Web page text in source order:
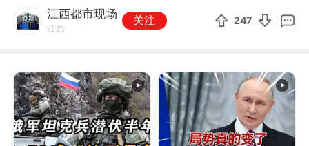
江西都市现场
江西
关注 247